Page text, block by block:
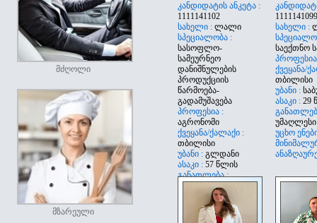
მძღოლი
მზარეული
კანდიდატის ანკეტა :
1111141102
სახელი : ლალი
სპეციალობა :
სასოფლო-
სამეურნეო
დანიშნულების
პროდუქციის
წარმოება-
გადამუშავება
პროფესია :
აგრონომი
ქვეყანა/ქალაქი :
თბილისი
უბანი : გლდანი
ასაკი : 57 წლის
განათლება :
ტექნიკური
უცხო ენები :რუსული
მინიმალური
ანაზღაურება :1500
1111141099
სახელი :
საექთნო
ქვეყანა/
თბილისი
უბანი :
ასაკი : 29
უმაღლესი
უცხო